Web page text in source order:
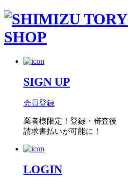
SIGN UP
会員登録
業者様限定！ 登録・審査後
請求書払いが可能に！
LOGIN